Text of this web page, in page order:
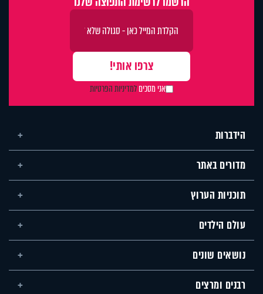
אני מסכיםלמדיניות הפרטיות
הידברות
מדורים באתר
תוכניות הערוץ
עולם הילדים
נושאים שונים
רבנים ומרצים